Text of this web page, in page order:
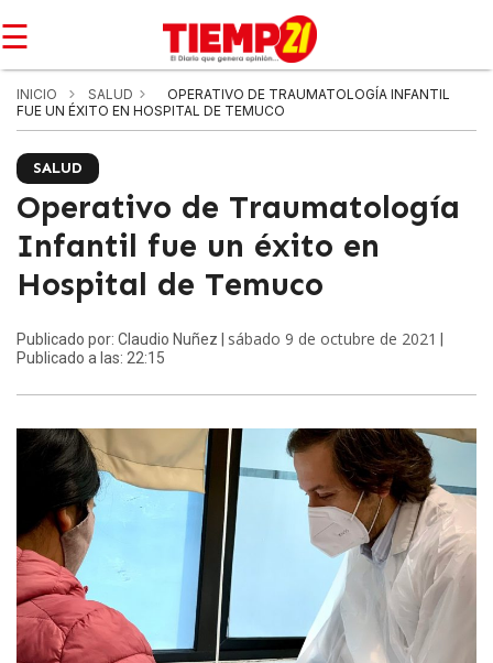
☰
INICIO SALUD
OPERATIVO DE TRAUMATOLOGÍA INFANTIL
FUE UN ÉXITO EN HOSPITAL DE TEMUCO
SALUD
Operativo de Traumatología
Infantil fue un éxito en
Hospital de Temuco
Publicado por: Claudio Nuñez | sábado 9 de octubre de 2021
Publicado a las: 22:15